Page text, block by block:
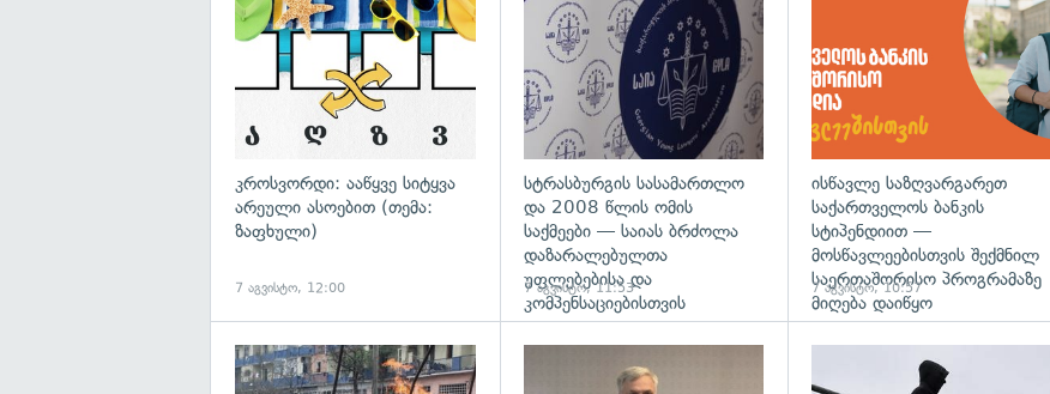
კროსვორდი: ააწყვე სიტყვა
არეული ასოებით (თემა:
ზაფხული)
7 აგვისტო, 12:00
სტრასბურგის სასამართლო
და 2008 წლის ომის
საქმეები — საიას ბრძოლა
დაზარალებულთა
უფლებებისა და
კომპენსაციებისთვის
7 აგვისტო, 11:53
ისწავლე საზღვარგარეთ
საქართველოს ბანკის
სტიპენდიით —
მოსწავლეებისთვის შექმნილ
საერთაშორისო პროგრამაზე
მიღება დაიწყო
7 აგვისტო, 10:57